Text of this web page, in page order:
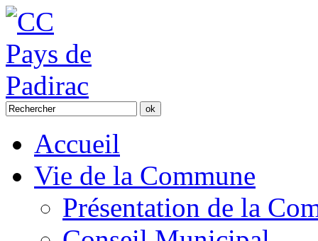
Accueil
Vie de la Commune
Présentation de la